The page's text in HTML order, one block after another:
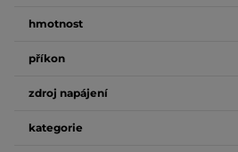
hmotnost
příkon
zdroj napájení
kategorie